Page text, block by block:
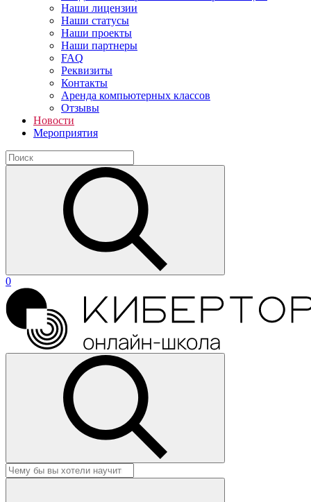
Наши лицензии
Наши статусы
Наши проекты
Наши партнеры
FAQ
Реквизиты
Контакты
Аренда компьютерных классов
Отзывы
Новости
Мероприятия
0